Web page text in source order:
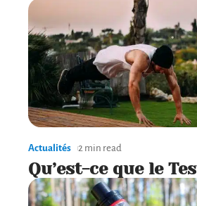
Actualités 2 min read
Qu’est-ce que le